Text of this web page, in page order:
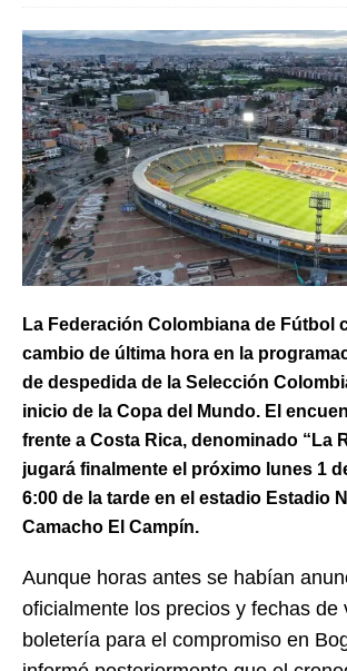
La Federación Colombiana de Fútbol
cambio de última hora en la
de despedida de la Selección
inicio de la Copa del Mundo. El
frente a Costa Rica, denominado “La
jugará finalmente el próximo lunes 1
6:00 de la tarde en el estadio Estadio
Camacho El Campín.
Aunque horas antes se habían
oficialmente los precios y fechas de
boletería para el compromiso en